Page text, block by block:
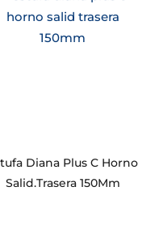
Diana Plus C Horno
Salid.Trasera 150Mm